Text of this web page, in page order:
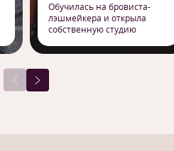
Обучилась на бровиста-
лэшмейкера и открыла
собственную студию